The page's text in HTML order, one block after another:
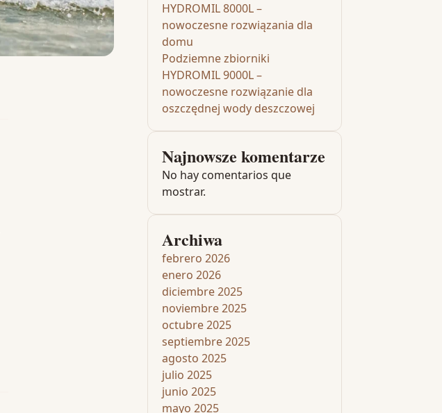
HYDROMIL 8000L –
nowoczesne rozwiązania dla
domu
Podziemne zbiorniki
HYDROMIL 9000L –
nowoczesne rozwiązanie dla
oszczędnej wody deszczowej
Najnowsze komentarze
No hay comentarios que
mostrar.
Archiwa
febrero 2026
enero 2026
diciembre 2025
noviembre 2025
octubre 2025
septiembre 2025
agosto 2025
julio 2025
junio 2025
mayo 2025